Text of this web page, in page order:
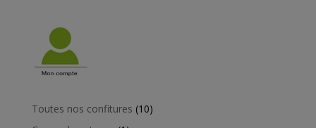
Toutes nos confitures 1010